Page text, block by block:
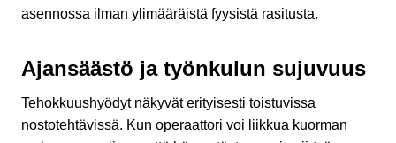
asennossa ilman ylimääräistä fyysistä rasitusta.
Ajansäästö ja työnkulun sujuvuus
Tehokkuushyödyt näkyvät erityisesti toistuvissa
nostotehtävissä. Kun operaattori voi liikkua kuorman